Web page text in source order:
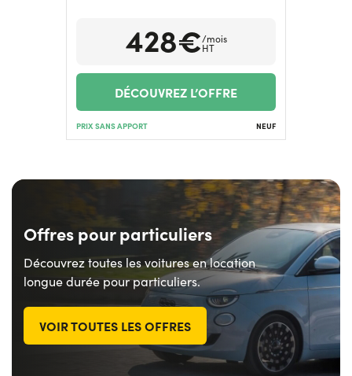
428€/mois
HT
DÉCOUVREZ L’OFFRE
PRIX SANS APPORT NEUF
Offres pour particuliers
Découvrez toutes les voitures en location
longue durée pour particuliers.
VOIR TOUTES LES OFFRES